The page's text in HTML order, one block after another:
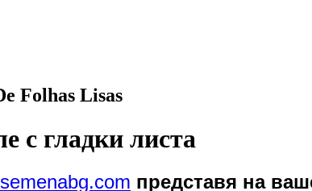
Folhas Lisas
с гладки листа
представя на